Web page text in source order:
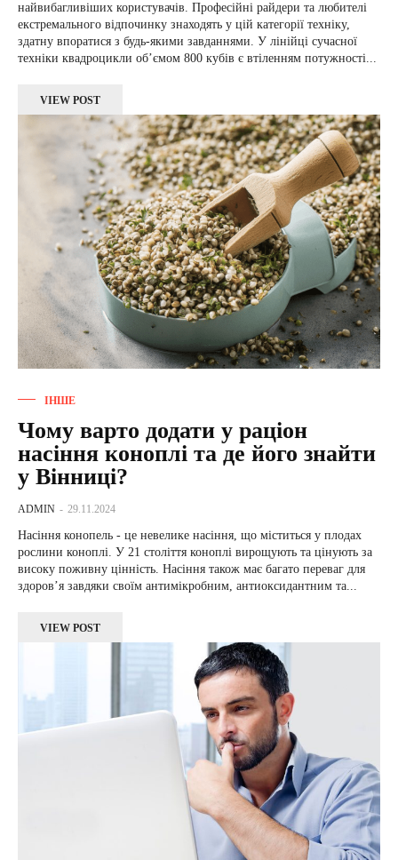
найвибагливіших користувачів. Професійні райдери та любителі
екстремального відпочинку знаходять у цій категорії техніку,
здатну впоратися з будь-якими завданнями. У лінійці сучасної
техніки квадроцикли об’ємом 800 кубів є втіленням потужності...
VIEW POST
ІНШЕ
Чому варто додати у раціон
насіння коноплі та де його знайти
у Вінниці?
ADMIN - 29.11.2024
Насіння конопель - це невелике насіння, що міститься у плодах
рослини коноплі. У 21 століття коноплі вирощують та цінують за
високу поживну цінність. Насіння також має багато переваг для
здоровʼя завдяки своїм антимікробним, антиоксидантним та...
VIEW POST